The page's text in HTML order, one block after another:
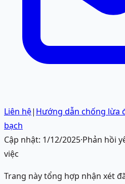
Liên hệ| Hướng dẫn chống lừa
bạch
Cập nhật: 1/12/2025·Phản hồi
việc
Trang này tổng hợp nhận xét